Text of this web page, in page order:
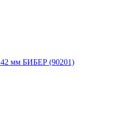
42 мм БИБЕР (90201)